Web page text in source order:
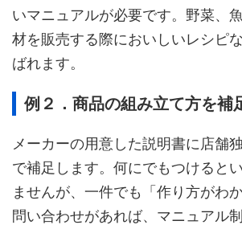
いマニュアルが必要です。野菜、
材を販売する際においしいレシピ
ばれます。
例２．商品の組み立て方を補
メーカーの用意した説明書に店舗
で補足します。何にでもつけると
ませんが、一件でも「作り方がわ
問い合わせがあれば、マニュアル